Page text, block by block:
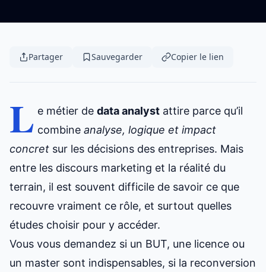
Partager Sauvegarder Copier le lien
L e métier dedata analyst attire parce qu’il
combineanalyse, logique et impact
concret sur les décisions des entreprises. Mais
entre les discours marketing et la réalité du
terrain, il est souvent difficile de savoir ce que
recouvre vraiment ce rôle, et surtout quelles
études choisir pour y accéder.
Vous vous demandez si un BUT, une licence ou
un master sont indispensables, si la reconversion